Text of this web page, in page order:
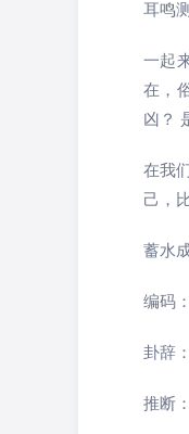
耳鸣
一起
在，
凶？
在我
己，
蓄水
编码
卦辞
推断